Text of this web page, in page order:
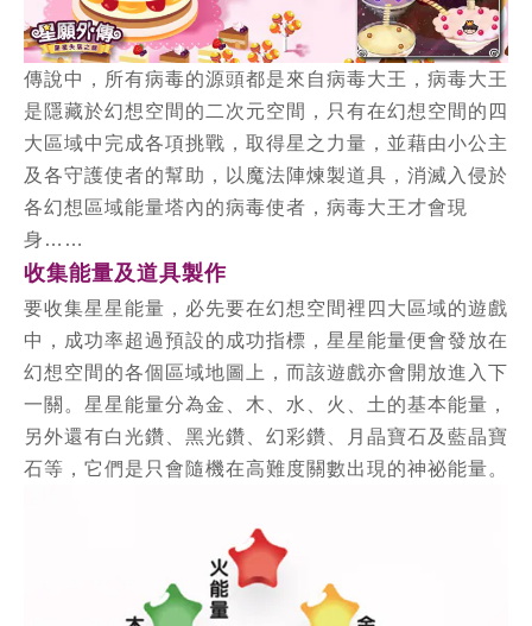
傳說中，所有病毒的源頭都是來自病毒大王，病毒大王
是隱藏於幻想空間的二次元空間，只有在幻想空間的四
大區域中完成各項挑戰，取得星之力量，並藉由小公主
及各守護使者的幫助，以魔法陣煉製道具，消滅入侵於
各幻想區域能量塔內的病毒使者，病毒大王才會現
身……
收集能量及道具製作
要收集星星能量，必先要在幻想空間裡四大區域的遊戲
中，成功率超過預設的成功指標，星星能量便會發放在
幻想空間的各個區域地圖上，而該遊戲亦會開放進入下
一關。星星能量分為金、木、水、火、土的基本能量，
另外還有白光鑽、黑光鑽、幻彩鑽、月晶寶石及藍晶寶
石等，它們是只會隨機在高難度關數出現的神祕能量。